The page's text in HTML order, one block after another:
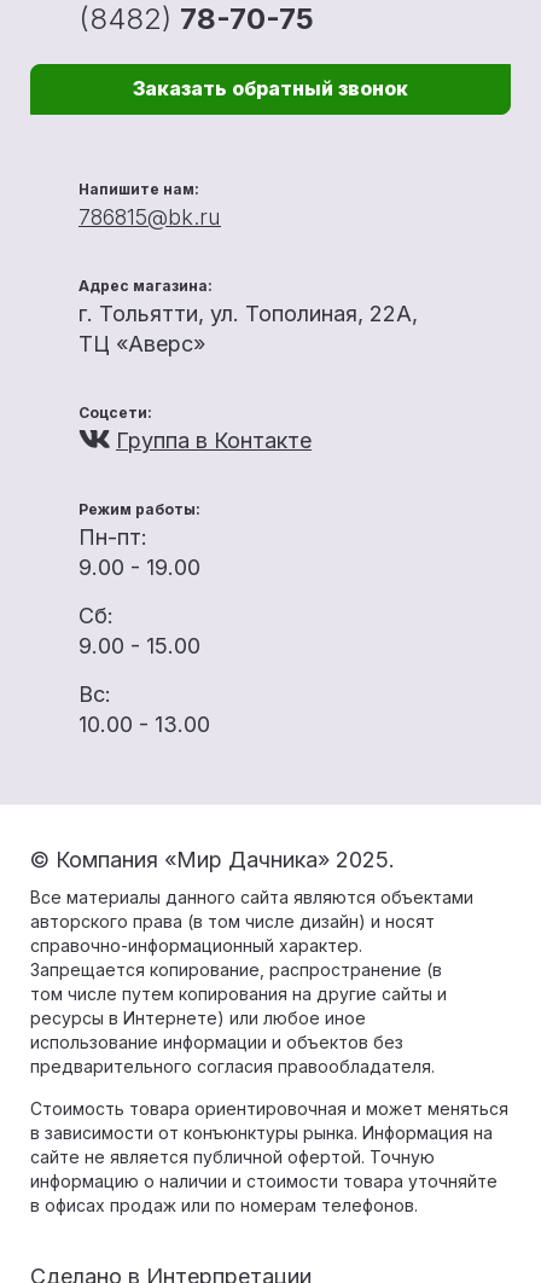
(8482) 78-70-75
Заказать обратный звонок
Напишите нам:
786815@bk.ru
Адрес магазина:
г. Тольятти, ул. Тополиная, 22А,
ТЦ «Аверс»
Соцсети:
Группа в Контакте
Режим работы:
Пн-пт:
9.00 - 19.00
Сб:
9.00 - 15.00
Вс:
10.00 - 13.00
© Компания «Мир Дачника» 2025.
Все материалы данного сайта являются объектами
авторского права (в том числе дизайн) и носят
справочно-информационный характер.
Запрещается копирование, распространение (в
том числе путем копирования на другие сайты и
ресурсы в Интернете) или любое иное
использование информации и объектов без
предварительного согласия правообладателя.
Стоимость товара ориентировочная и может меняться
в зависимости от конъюнктуры рынка. Информация на
сайте не является публичной офертой. Точную
информацию о наличии и стоимости товара уточняйте
в офисах продаж или по номерам телефонов.
Сделано в Интерпретации